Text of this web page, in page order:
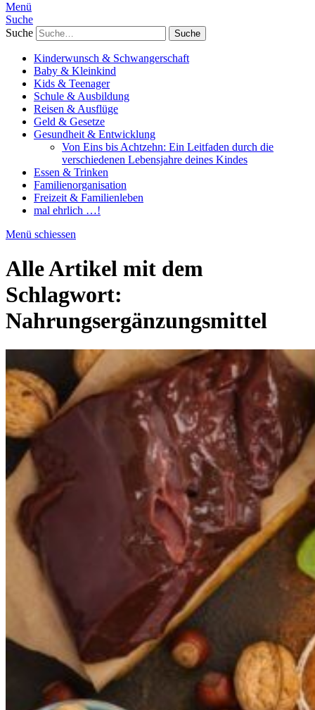
Menü
Suche
Suche
Kinderwunsch & Schwangerschaft
Baby & Kleinkind
Kids & Teenager
Schule & Ausbildung
Reisen & Ausflüge
Geld & Gesetze
Gesundheit & Entwicklung
Von Eins bis Achtzehn: Ein Leitfaden durch die
verschiedenen Lebensjahre deines Kindes
Essen & Trinken
Familienorganisation
Freizeit & Familienleben
mal ehrlich …!
Menü schiessen
Alle Artikel mit dem
Schlagwort:
Nahrungsergänzungsmittel